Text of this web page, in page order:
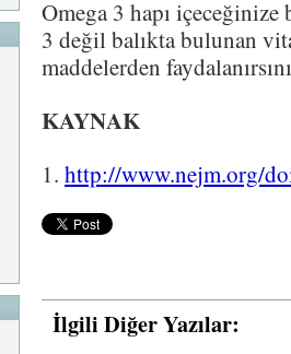
Omega 3 hapı içeceğinize
3 değil balıkta bulunan
maddelerden
KAYNAK
1. http://www.nejm.org/
İlgili Diğer Yazılar: